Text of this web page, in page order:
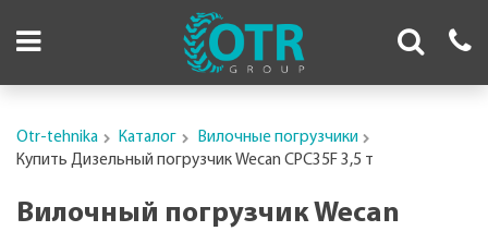
Otr-tehnika Каталог
Вилочные погрузчики
Купить Дизельный погрузчик Wecan CPC35F 3,5 т
Вилочный погрузчик Wecan